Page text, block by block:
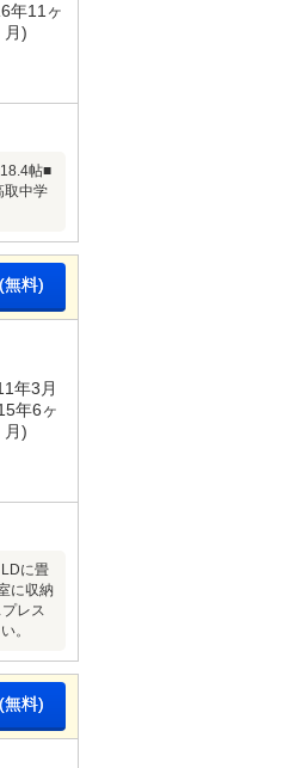
年11ヶ
月)
帖■
取中学
無料)
年3月
年6ヶ
月)
に畳
に収納
レス
。
無料)